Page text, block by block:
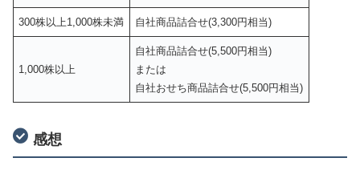
300株以上1,000株未満 自社商品詰合せ(3,300円相当)
1,000株以上
自社商品詰合せ(5,500円相当)
または
自社おせち商品詰合せ(5,500円相当)
感想